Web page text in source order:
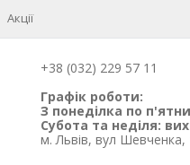
Акції
+38 (032) 229 57 11
Графік роботи:
З понеділка по
Субота та неділя:
м. Львів, вул Шевченка,